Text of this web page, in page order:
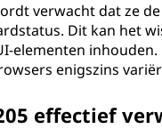
verwacht dat ze
Dit kan het
elementen inhouden.
enigszins
effectief